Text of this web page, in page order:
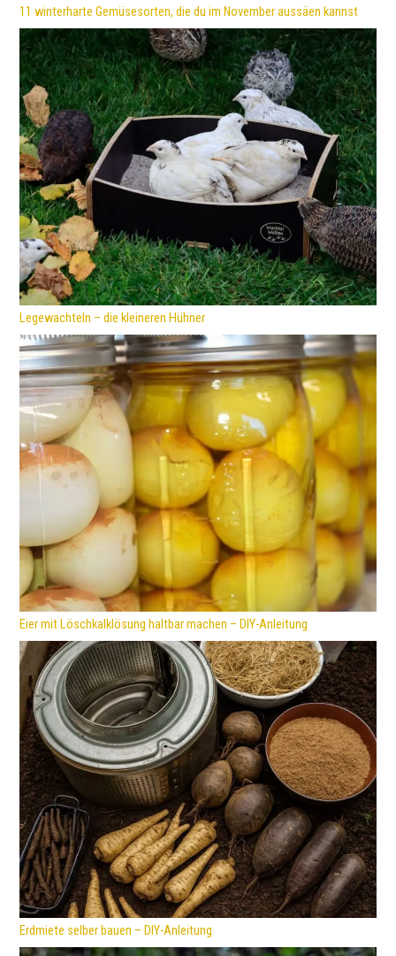
11 winterharte Gemüsesorten, die du im November aussäen kannst
Legewachteln – die kleineren Hühner
Eier mit Löschkalklösung haltbar machen – DIY-Anleitung
Erdmiete selber bauen – DIY-Anleitung